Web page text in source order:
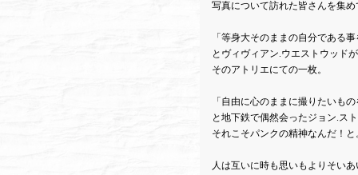
写真について訪れた皆さんを集
「等身大そのままの自分である
とヴィヴィアン.ウエストウッド
そのアトリエにての一枚。
「自由に心のままに撮りたいも
と地下鉄で偶然会ったジョン.ス
それこそパンクの精神なんだ！と
人は互いに時も思いもよりそい